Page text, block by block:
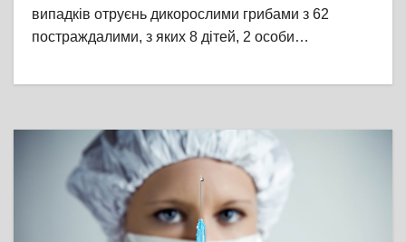
випадків отруєнь дикорослими грибами з 62
постраждалими, з яких 8 дітей, 2 особи…